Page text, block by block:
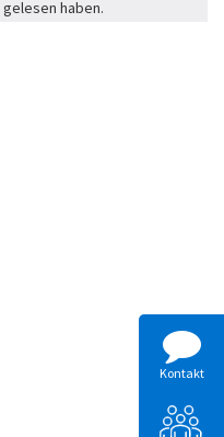
gelesen haben.
Kontakt